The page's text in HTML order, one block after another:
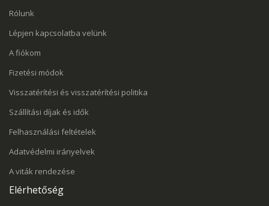
Rólunk
Lépjen kapcsolatba velünk
A fiókom
Fizetési módok
Visszatérítési és visszatérítési politika
Szállítási díjak és idők
Felhasználási feltételek
Adatvédelmi irányelvek
A viták rendezése
Elérhetőség